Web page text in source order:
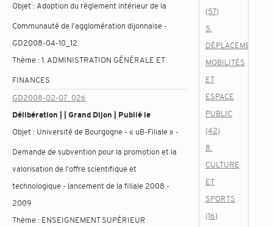
Objet : Adoption du règlement intérieur de la
Communauté de l'agglomération dijonnaise -
GD2008-04-10_12
Thème :1. ADMINISTRATION GÉNÉRALE ET
FINANCES
GD2008-02-07_026
Délibération | | Grand Dijon | Publié le
Objet : Université de Bourgogne - « uB-Filiale » -
Demande de subvention pour la promotion et la
valorisation de l'offre scientifique et
technologique - lancement de la filiale 2008 -
2009
Thème : ENSEIGNEMENT SUPÉRIEUR
(57)
5.
DÉPLACEMENTS,
MOBILITÉS
ET
ESPACE
PUBLIC
(42)
8.
CULTURE
ET
SPORTS
(16)